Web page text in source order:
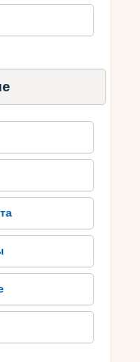
эти сокровища,
понимание
обещают
поклонников
которые
рецепторы
предлагает
как
другие.